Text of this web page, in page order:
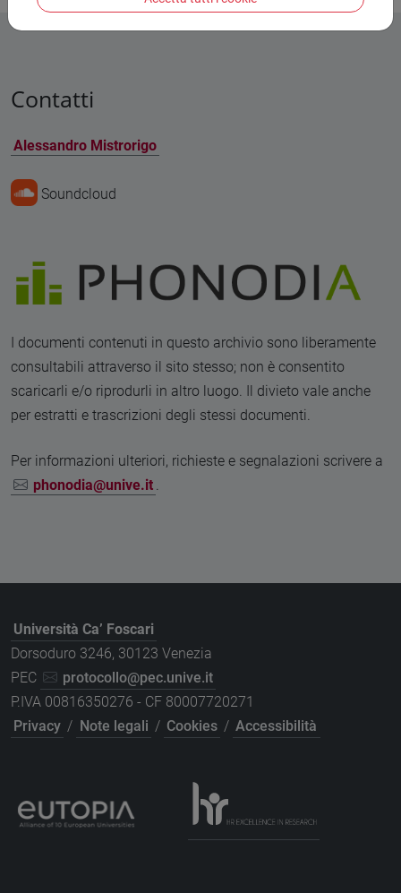
Contatti
Alessandro Mistrorigo
Soundcloud
I documenti contenuti in questo archivio sono liberamente
consultabili attraverso il sito stesso; non è consentito
scaricarli e/o riprodurli in altro luogo. Il divieto vale anche
per estratti e trascrizioni degli stessi documenti.
Per informazioni ulteriori, richieste e segnalazioni scrivere a
phonodia@unive.it .
Università Ca’ Foscari
Dorsoduro 3246, 30123 Venezia
PEC
protocollo@pec.unive.it
P.IVA 00816350276 - CF 80007720271
Privacy / Note legali / Cookies / Accessibilità